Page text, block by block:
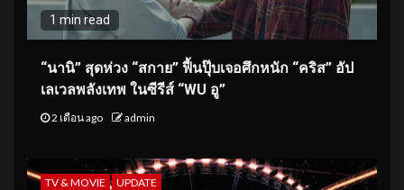
1 min read
“นานิ” สุดห่วง “สกาย” ฟื้นปุ๊บเจอศึกหนัก “คริส” อัป
เลเวลพลังเทพ ในซีรีส์ “WU อู”
2 เดือน ago admin
TV & MOVIE UPDATE